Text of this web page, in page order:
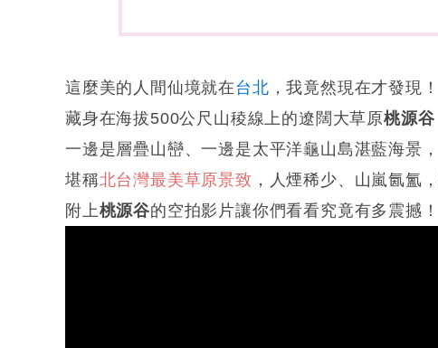
這麼美的人間仙境就在台北 ，我竟然現在才發現！
藏身在海拔500公尺山稜線上的遼闊大草原桃源谷
一邊是層疊山巒、一邊是太平洋龜山島湛藍海景，
堪稱北台灣最美草原景致 ，人煙稀少、山嵐氤氳
附上桃源谷的空拍影片讓你們看看究竟有多震撼！